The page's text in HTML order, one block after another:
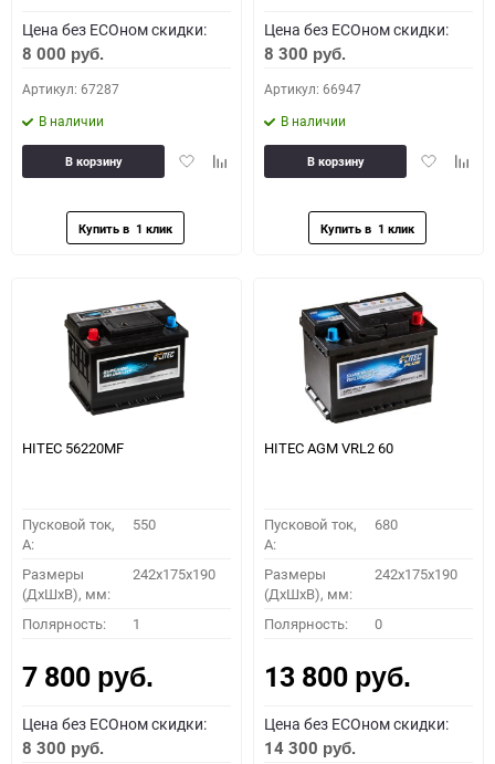
Цена без ECOном скидки:
8 000 руб.
Артикул: 67287
В наличии
ДобавитьДобавить
В корзину
Цена без ECOном скидки:
8 300 руб.
Артикул: 66947
В наличии
Добавить
В корзину
HITEC 56220MF
Пусковой ток,
A:
550
Размеры
(ДхШхВ), мм:
242x175x190
Полярность: 1
7 800 руб.
Цена без ECOном скидки:
8 300 руб.
HITEC AGM VRL2 60
Пусковой ток,
A:
680
Размеры
(ДхШхВ), мм:
242x175x190
Полярность: 0
13 800 руб.
Цена без ECOном скидки:
14 300 руб.